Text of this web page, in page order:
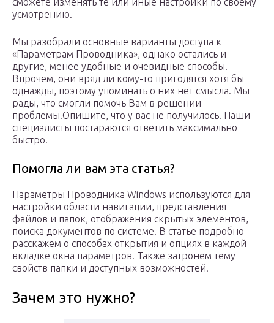
усмотрению.
Мы разобрали основные варианты доступа к
«Параметрам Проводника», однако остались и
другие, менее удобные и очевидные способы.
Впрочем, они вряд ли кому-то пригодятся хотя бы
однажды, поэтому упоминать о них нет смысла. Мы
рады, что смогли помочь Вам в решении
проблемы.Опишите, что у вас не получилось. Наши
специалисты постараются ответить максимально
быстро.
Помогла ли вам эта статья?
Параметры Проводника Windows используются для
настройки области навигации, представления
файлов и папок, отображения скрытых элементов,
поиска документов по системе. В статье подробно
расскажем о способах открытия и опциях в каждой
вкладке окна параметров. Также затронем тему
свойств папки и доступных возможностей.
Зачем это нужно?